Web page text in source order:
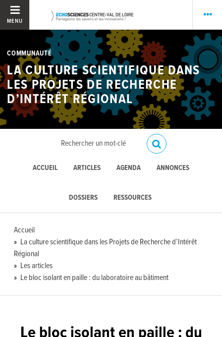
MENU
COMMUNAUTÉ
LA CULTURE SCIENTIFIQUE DANS
LES PROJETS DE RECHERCHE
D’INTÉRÊT RÉGIONAL
ACCUEIL ARTICLES AGENDA ANNONCES
DOSSIERS RESSOURCES
Accueil
La culture scientifique dans les Projets de Recherche d’Intérêt
Régional
Les articles
Le bloc isolant en paille : du laboratoire au bâtiment